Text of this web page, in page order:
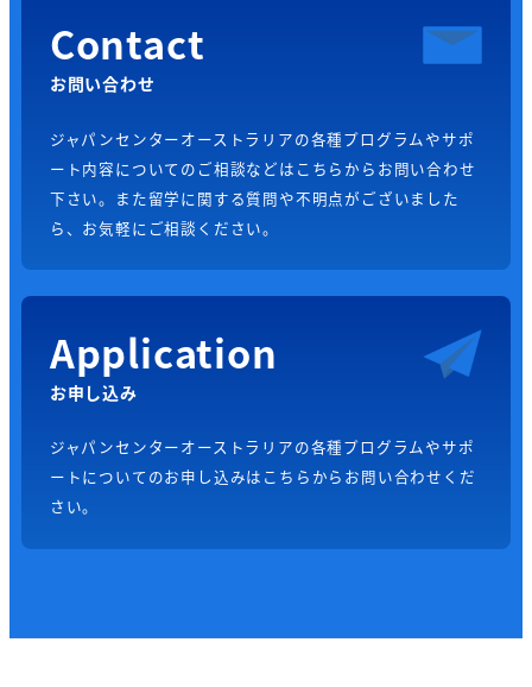
Contact
お問い合わせ
ジャパンセンターオーストラリアの各種プログラムやサポ
ート内容についてのご相談などはこちらからお問い合わせ
下さい。また留学に関する質問や不明点がございました
ら、お気軽にご相談ください。
Application
お申し込み
ジャパンセンターオーストラリアの各種プログラムやサポ
ートについてのお申し込みはこちらからお問い合わせくだ
さい。